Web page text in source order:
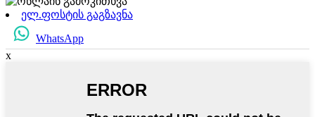
ელ.ფოსტის გაგზავნა
WhatsApp
x